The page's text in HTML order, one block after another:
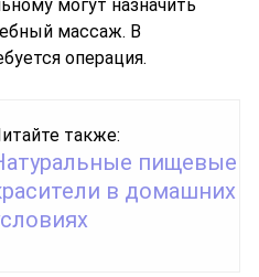
могут назначить
массаж. В
операция.
также:
пищевые
в домашних